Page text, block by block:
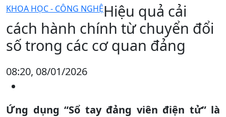
KHOA HỌC - CÔNG NGHỆHiệu quả cải
cách hành chính từ chuyển đổi
số trong các cơ quan đảng
08:20, 08/01/2026
Ứng dụng “Sổ tay đảng viên điện tử” là